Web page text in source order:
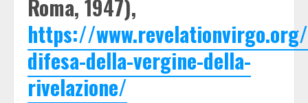
Roma, 1947),
https://
difesa-della-vergine-della-
rivelazione/